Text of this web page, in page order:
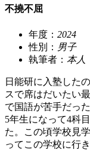
不撓不屈
年度： 2024
性別： 男子
執筆者： 本人
日能研に入塾した
スで席はだいたい
で国語が苦手だった
5年生になって4科
た。この頃学校見
ってこの学校に行